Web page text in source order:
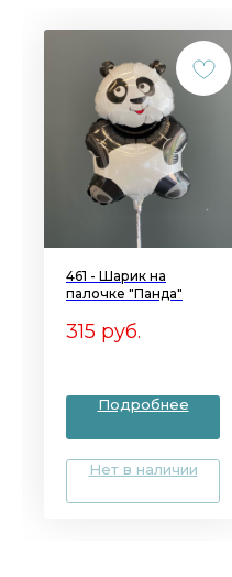
461 - Шарик на
палочке "Панда"
315 руб.
Подробнее
Нет в наличии